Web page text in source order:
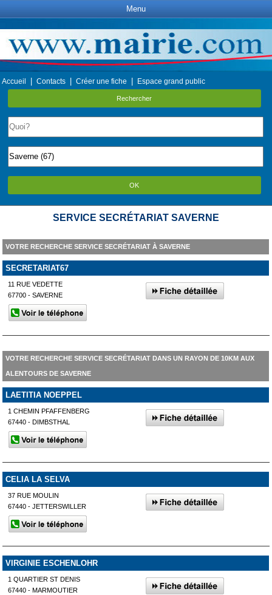
Menu
Accueil Contacts Créer une fiche Espace grand public
Rechercher
OK
SERVICE SECRÉTARIAT SAVERNE
VOTRE RECHERCHE SERVICE SECRÉTARIAT À SAVERNE
SECRETARIAT67
11 RUE VEDETTE
67700 - SAVERNE
VOTRE RECHERCHE SERVICE SECRÉTARIAT DANS UN RAYON DE 10KM AUX
ALENTOURS DE SAVERNE
LAETITIA NOEPPEL
1 CHEMIN PFAFFENBERG
67440 - DIMBSTHAL
CELIA LA SELVA
37 RUE MOULIN
67440 - JETTERSWILLER
VIRGINIE ESCHENLOHR
1 QUARTIER ST DENIS
67440 - MARMOUTIER